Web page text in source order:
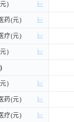
)
药(元)
疗(元)
)
)
药(元)
疗(元)
)
药(元)
疗(元)
)
)
药(元)
疗(元)